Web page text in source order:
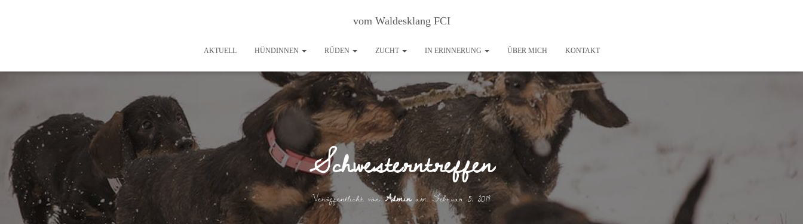
vom Waldesklang FCI
AKTUELL HÜNDINNEN RÜDEN ZUCHT IN ERINNERUNG ÜBER MICH KONTAKT
Schwesterntreffen
Veröffentlicht vonAdminamFebruar 5, 2019